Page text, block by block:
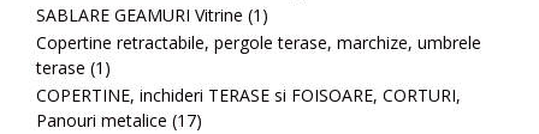
SABLARE GEAMURI Vitrine (1)
Copertine retractabile, pergole terase, marchize, umbrele
terase (1)
COPERTINE, inchideri TERASE si FOISOARE, CORTURI,
Panouri metalice (17)